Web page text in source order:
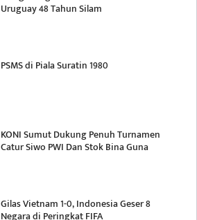
Uruguay 48 Tahun Silam
PSMS di Piala Suratin 1980
KONI Sumut Dukung Penuh Turnamen
Catur Siwo PWI Dan Stok Bina Guna
Gilas Vietnam 1-0, Indonesia Geser 8
Negara di Peringkat FIFA